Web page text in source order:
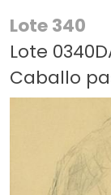
Lote 340
Lote
Caballo